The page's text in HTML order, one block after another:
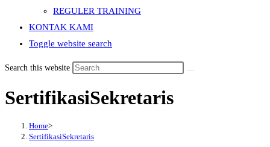
REGULER TRAINING
KONTAK KAMI
Toggle website search
Search this website
SertifikasiSekretaris
Home>
SertifikasiSekretaris